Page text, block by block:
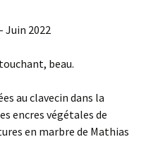
Juin 2022
beau.
au clavecin dans la
encres végétales de
en marbre de Mathias